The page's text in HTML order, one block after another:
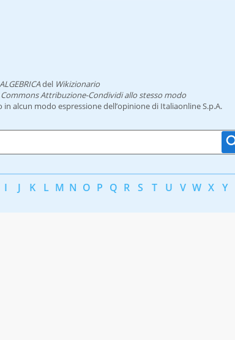
del Wikizionario
Commons Attribuzione-Condividi allo stesso modo
alcun modo espressione dell’opinione di Italiaonline S.p.A.
I J K L M N O P Q R S T U V W X Y